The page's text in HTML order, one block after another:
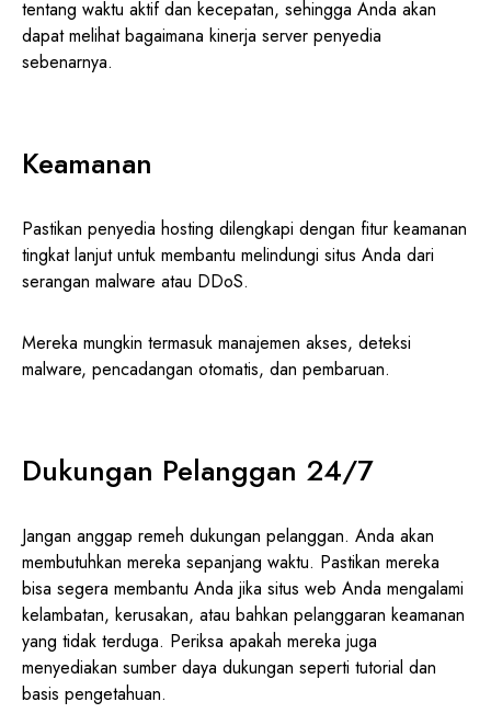
tentang waktu aktif dan kecepatan, sehingga Anda akan
dapat melihat bagaimana kinerja server penyedia
sebenarnya.
Keamanan
Pastikan penyedia hosting dilengkapi dengan fitur keamanan
tingkat lanjut untuk membantu melindungi situs Anda dari
serangan malware atau DDoS.
Mereka mungkin termasuk manajemen akses, deteksi
malware, pencadangan otomatis, dan pembaruan.
Dukungan Pelanggan 24/7
Jangan anggap remeh dukungan pelanggan. Anda akan
membutuhkan mereka sepanjang waktu. Pastikan mereka
bisa segera membantu Anda jika situs web Anda mengalami
kelambatan, kerusakan, atau bahkan pelanggaran keamanan
yang tidak terduga. Periksa apakah mereka juga
menyediakan sumber daya dukungan seperti tutorial dan
basis pengetahuan.